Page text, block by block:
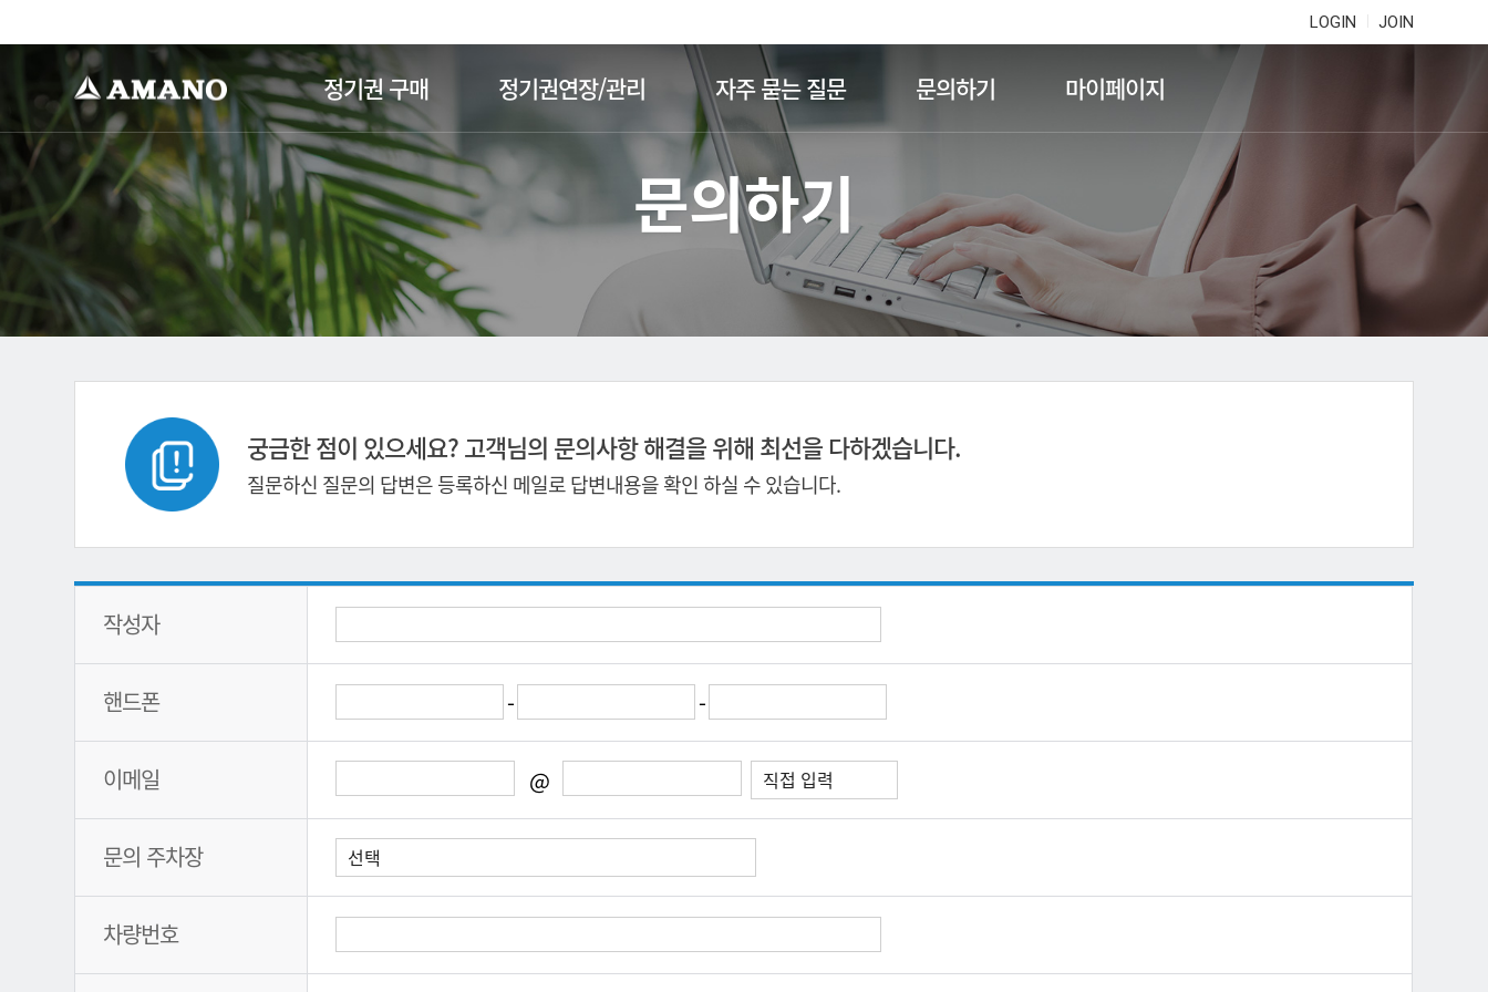
LOGIN JOIN
정기권 구매 정기권연장/관리 자주 묻는 질문 문의하기 마이페이지
문의하기
궁금한 점이 있으세요? 고객님의 문의사항 해결을 위해 최선을 다하겠습니다.
질문하신 질문의 답변은 등록하신 메일로 답변내용을 확인 하실 수 있습니다.
작성자
핸드폰 - -
이메일 @
문의 주차장
차량번호